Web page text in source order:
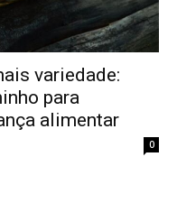
variedade:
para
alimentar
0